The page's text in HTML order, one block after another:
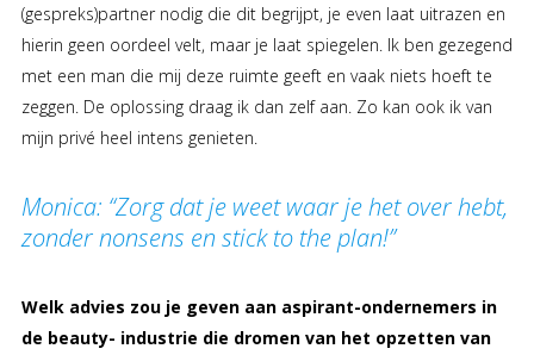
(gespreks)partner nodig die dit begrijpt, je even laat uitrazen en
hierin geen oordeel velt, maar je laat spiegelen. Ik ben gezegend
met een man die mij deze ruimte geeft en vaak niets hoeft te
zeggen. De oplossing draag ik dan zelf aan. Zo kan ook ik van
mijn privé heel intens genieten.
Monica: “Zorg dat je weet waar je het over hebt,
zonder nonsens en stick to the plan!”
Welk advies zou je geven aan aspirant-ondernemers in
de beauty- industrie die dromen van het opzetten van